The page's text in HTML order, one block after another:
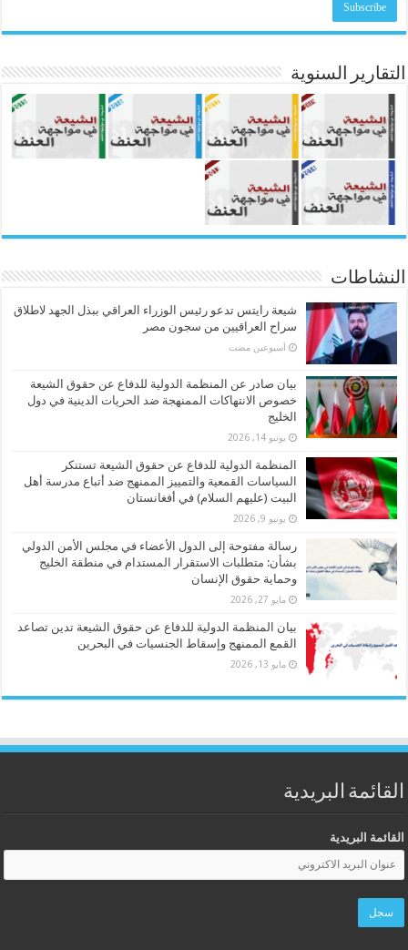
التقارير السنوية
النشاطات
شيعة رايتس تدعو رئيس الوزراء العراقي ببذل الجهد لاطلاق
سراح العراقيين من سجون مصر
‏أسبوعين مضت
بيان صادر عن المنظمة الدولية للدفاع عن حقوق الشيعة
خصوص الانتهاكات الممنهجة ضد الحريات الدينية في دول
الخليج
يونيو 14, 2026
المنظمة الدولية للدفاع عن حقوق الشيعة تستنكر
السياسات القمعية والتمييز الممنهج ضد أتباع مدرسة أهل
البيت (عليهم السلام) في أفغانستان
يونيو 9, 2026
رسالة مفتوحة إلى الدول الأعضاء في مجلس الأمن الدولي
بشأن: متطلبات الاستقرار المستدام في منطقة الخليج
وحماية حقوق الإنسان
مايو 27, 2026
بيان المنظمة الدولية للدفاع عن حقوق الشيعة تدين تصاعد
القمع الممنهج وإسقاط الجنسيات في البحرين
مايو 13, 2026
القائمة البريدية
القائمة البريدية